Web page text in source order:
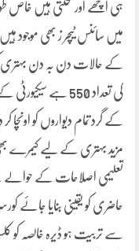
ہی اچھے اور محنتی ہیں خاص
میں سائنس ٹیچر ز بھی موجود
کے حالات دن بہ دن
کی تعداد 550 ہے
کے گرد تمام دیواروں کو اونچا
مزید بہتری کے لیے کیمرے
تعلیمی اصلاحات کے حوالے
حاضری کو یقینی بنایا جائے
سے تربیت ہو ڈیرہ خالصہ کو